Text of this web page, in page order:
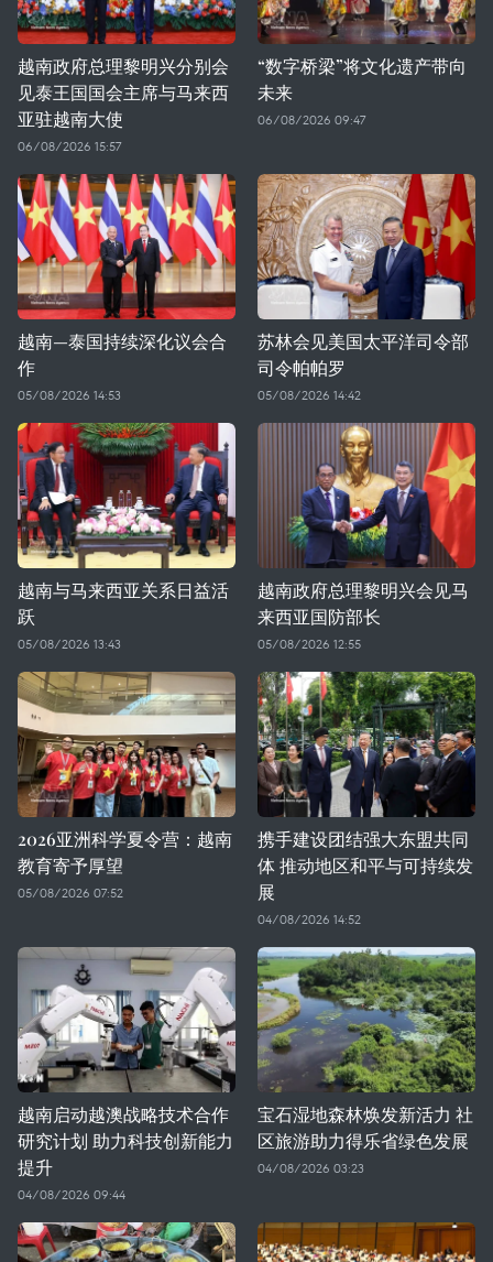
越南政府总理黎明兴分别会
见泰王国国会主席与马来西
亚驻越南大使
06/08/2026 15:57
“数字桥梁”将文化遗产带向
未来
06/08/2026 09:47
越南—泰国持续深化议会合
作
05/08/2026 14:53
苏林会见美国太平洋司令部
司令帕帕罗
05/08/2026 14:42
越南与马来西亚关系日益活
跃
05/08/2026 13:43
越南政府总理黎明兴会见马
来西亚国防部长
05/08/2026 12:55
2026亚洲科学夏令营：越南
教育寄予厚望
05/08/2026 07:52
携手建设团结强大东盟共同
体 推动地区和平与可持续发
展
04/08/2026 14:52
越南启动越澳战略技术合作
研究计划 助力科技创新能力
提升
04/08/2026 09:44
宝石湿地森林焕发新活力 社
区旅游助力得乐省绿色发展
04/08/2026 03:23